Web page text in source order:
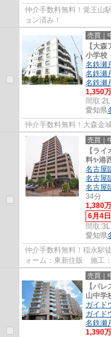
仲介手数料無料！覚王山
ョン済み！
売買｜
【大
小学校
名鉄瀬
名鉄瀬
名鉄瀬
1,350
間取:
愛知県
仲介手数料無料！大森金
売買｜
【ラ
料✨️港
名古屋
名古屋
名古屋
34分
1,380
6月4
間取:
愛知県
仲介手数料無料！稲永駅
ォーム：東新住販 施工
売買｜
【パ
山中学
ガイド
ガイド
名鉄瀬
1,390